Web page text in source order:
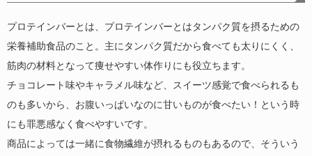
プロテインバーとは、プロテインバーとはタンパク質を摂るための
栄養補助食品のこと。主にタンパク質だから食べても太りにくく、
筋肉の材料となって痩せやすい体作りにも役立ちます。
チョコレート味やキャラメル味など、スイーツ感覚で食べられるも
のも多いから、お腹いっぱいなのに甘いものが食べたい！という時
にも罪悪感なく食べやすいです。
商品によっては一緒に食物繊維が摂れるものもあるので、そういう